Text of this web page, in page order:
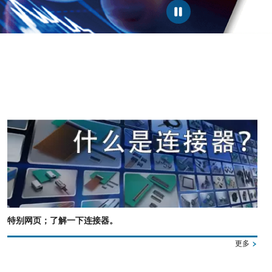
特别网页；了解一下连接器。
更多